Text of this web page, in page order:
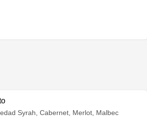
Syrah, Cabernet, Merlot, Malbec